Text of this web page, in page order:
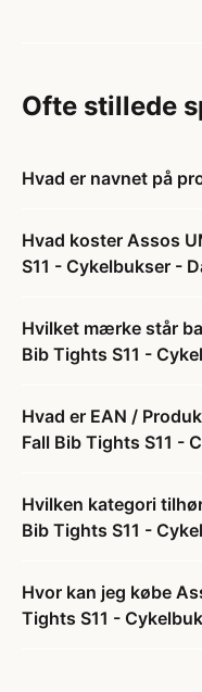
Ofte stillede
Hvad er navnet på
Hvad koster Assos
S11 - Cykelbukser -
Hvilket mærke står
Bib Tights S11 -
Hvad er EAN /
Fall Bib Tights S11 -
Hvilken kategori
Bib Tights S11 -
Hvor kan jeg købe
Tights S11 -